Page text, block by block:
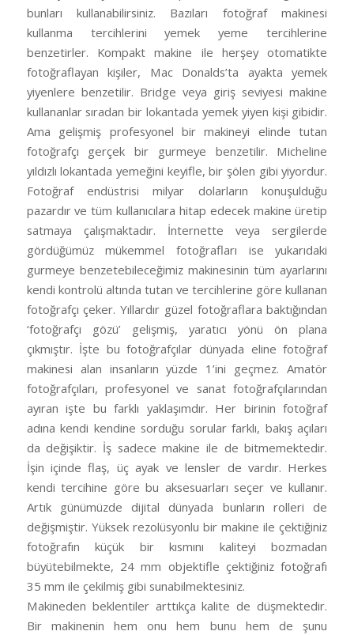
bunları kullanabilirsiniz. Bazıları fotoğraf makinesi
kullanma tercihlerini yemek yeme tercihlerine
benzetirler. Kompakt makine ile herşey otomatikte
fotoğraflayan kişiler, Mac Donalds’ta ayakta yemek
yiyenlere benzetilir. Bridge veya giriş seviyesi makine
kullananlar sıradan bir lokantada yemek yiyen kişi gibidir.
Ama gelişmiş profesyonel bir makineyi elinde tutan
fotoğrafçı gerçek bir gurmeye benzetilir. Micheline
yıldızlı lokantada yemeğini keyifle, bir şölen gibi yiyordur.
Fotoğraf endüstrisi milyar dolarların konuşulduğu
pazardır ve tüm kullanıcılara hitap edecek makine üretip
satmaya çalışmaktadır. İnternette veya sergilerde
gördüğümüz mükemmel fotoğrafları ise yukarıdaki
gurmeye benzetebileceğimiz makinesinin tüm ayarlarını
kendi kontrolü altında tutan ve tercihlerine göre kullanan
fotoğrafçı çeker. Yıllardır güzel fotoğraflara baktığından
‘fotoğrafçı gözü’ gelişmiş, yaratıcı yönü ön plana
çıkmıştır. İşte bu fotoğrafçılar dünyada eline fotoğraf
makinesi alan insanların yüzde 1’ini geçmez. Amatör
fotoğrafçıları, profesyonel ve sanat fotoğrafçılarından
ayıran işte bu farklı yaklaşımdır. Her birinin fotoğraf
adına kendi kendine sorduğu sorular farklı, bakış açıları
da değişiktir. İş sadece makine ile de bitmemektedir.
İşin içinde flaş, üç ayak ve lensler de vardır. Herkes
kendi tercihine göre bu aksesuarları seçer ve kullanır.
Artık günümüzde dijital dünyada bunların rolleri de
değişmiştir. Yüksek rezolüsyonlu bir makine ile çektiğiniz
fotoğrafın küçük bir kısmını kaliteyi bozmadan
büyütebilmekte, 24 mm objektifle çektiğiniz fotoğrafı
35 mm ile çekilmiş gibi sunabilmektesiniz.
Makineden beklentiler arttıkça kalite de düşmektedir.
Bir makinenin hem onu hem bunu hem de şunu